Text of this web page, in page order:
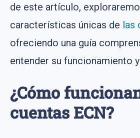
de este artículo,
características únicas de las
ofreciendo una guía
entender su funcionamiento
¿Cómo
cuentas ECN?